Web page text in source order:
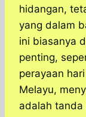
hidangan,
yang dalam
ini biasanya
penting,
perayaan
Melayu,
adalah tanda